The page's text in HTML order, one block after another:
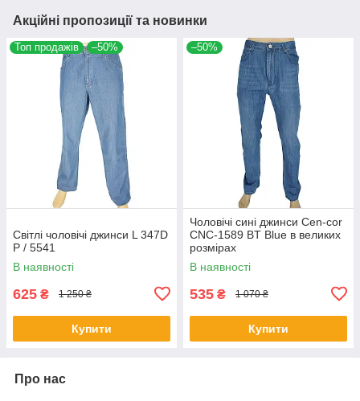
Акційні пропозиції та новинки
Топ продажів –50%
Світлі чоловічі джинси L 347D
P / 5541
В наявності
625 ₴ 1 250 ₴
Купити
–50%
Чоловічі сині джинси Cen-cor
CNC-1589 BT Blue в великих
розмірах
В наявності
535 ₴ 1 070 ₴
Купити
Про нас